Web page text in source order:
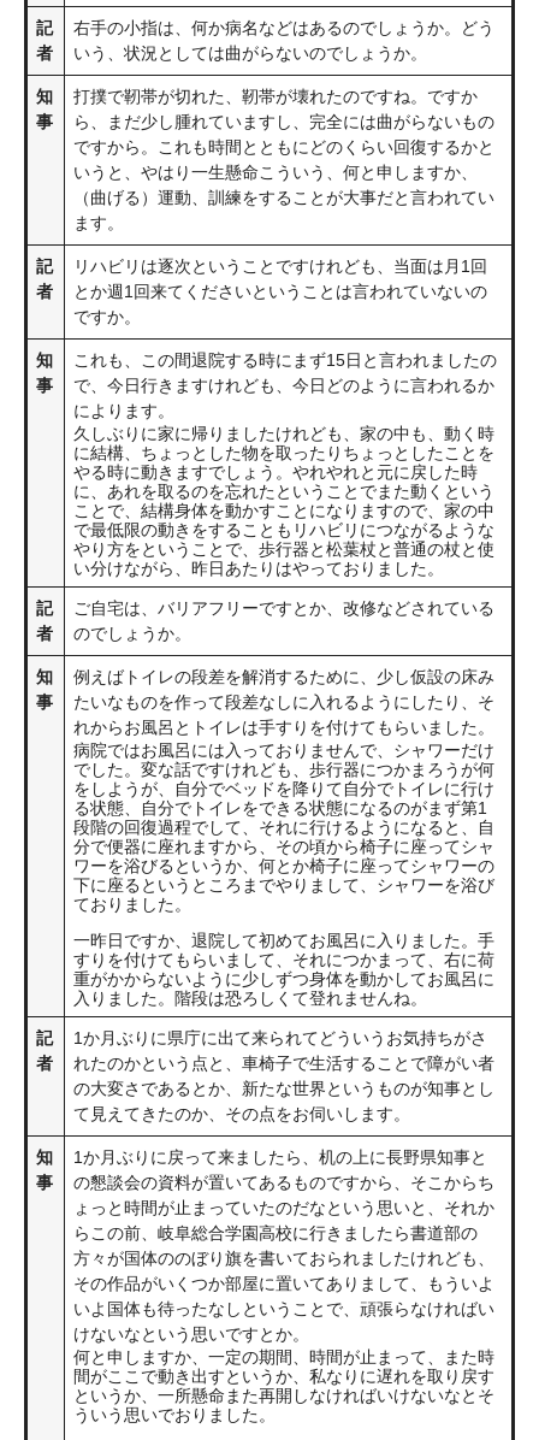
記
者
右手の小指は、何か病名などはあるのでしょうか。どう
いう、状況としては曲がらないのでしょうか。
知
事
打撲で靭帯が切れた、靭帯が壊れたのですね。ですか
ら、まだ少し腫れていますし、完全には曲がらないもの
ですから。これも時間とともにどのくらい回復するかと
いうと、やはり一生懸命こういう、何と申しますか、
（曲げる）運動、訓練をすることが大事だと言われてい
ます。
記
者
リハビリは逐次ということですけれども、当面は月1回
とか週1回来てくださいということは言われていないの
ですか。
知
事
これも、この間退院する時にまず15日と言われましたの
で、今日行きますけれども、今日どのように言われるか
によります。
久しぶりに家に帰りましたけれども、家の中も、動く時
に結構、ちょっとした物を取ったりちょっとしたことを
やる時に動きますでしょう。やれやれと元に戻した時
に、あれを取るのを忘れたということでまた動くという
ことで、結構身体を動かすことになりますので、家の中
で最低限の動きをすることもリハビリにつながるような
やり方をということで、歩行器と松葉杖と普通の杖と使
い分けながら、昨日あたりはやっておりました。
記
者
ご自宅は、バリアフリーですとか、改修などされている
のでしょうか。
知
事
例えばトイレの段差を解消するために、少し仮設の床み
たいなものを作って段差なしに入れるようにしたり、そ
れからお風呂とトイレは手すりを付けてもらいました。
病院ではお風呂には入っておりませんで、シャワーだけ
でした。変な話ですけれども、歩行器につかまろうが何
をしようが、自分でベッドを降りて自分でトイレに行け
る状態、自分でトイレをできる状態になるのがまず第1
段階の回復過程でして、それに行けるようになると、自
分で便器に座れますから、その頃から椅子に座ってシャ
ワーを浴びるというか、何とか椅子に座ってシャワーの
下に座るというところまでやりまして、シャワーを浴び
ておりました。
一昨日ですか、退院して初めてお風呂に入りました。手
すりを付けてもらいまして、それにつかまって、右に荷
重がかからないように少しずつ身体を動かしてお風呂に
入りました。階段は恐ろしくて登れませんね。
記
者
1か月ぶりに県庁に出て来られてどういうお気持ちがさ
れたのかという点と、車椅子で生活することで障がい者
の大変さであるとか、新たな世界というものが知事とし
て見えてきたのか、その点をお伺いします。
知
事
1か月ぶりに戻って来ましたら、机の上に長野県知事と
の懇談会の資料が置いてあるものですから、そこからち
ょっと時間が止まっていたのだなという思いと、それか
らこの前、岐阜総合学園高校に行きましたら書道部の
方々が国体ののぼり旗を書いておられましたけれども、
その作品がいくつか部屋に置いてありまして、もういよ
いよ国体も待ったなしということで、頑張らなければい
けないなという思いですとか。
何と申しますか、一定の期間、時間が止まって、また時
間がここで動き出すというか、私なりに遅れを取り戻す
というか、一所懸命また再開しなければいけないなとそ
ういう思いでおりました。